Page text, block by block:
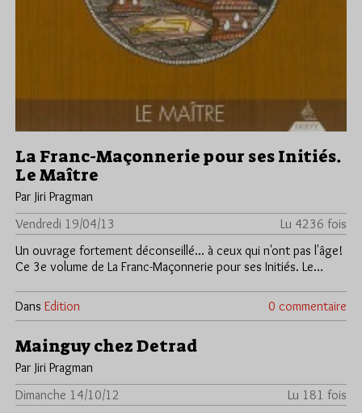
La Franc-Maçonnerie pour ses Initiés.
Le Maître
Par Jiri Pragman
Vendredi 19/04/13
Lu 4236 fois
Un ouvrage fortement déconseillé... à ceux qui n'ont pas l'âge!
Ce 3e volume de La Franc-Maçonnerie pour ses Initiés. Le…
Dans Edition 0 commentaire
Mainguy chez Detrad
Par Jiri Pragman
Dimanche 14/10/12
Lu 181 fois